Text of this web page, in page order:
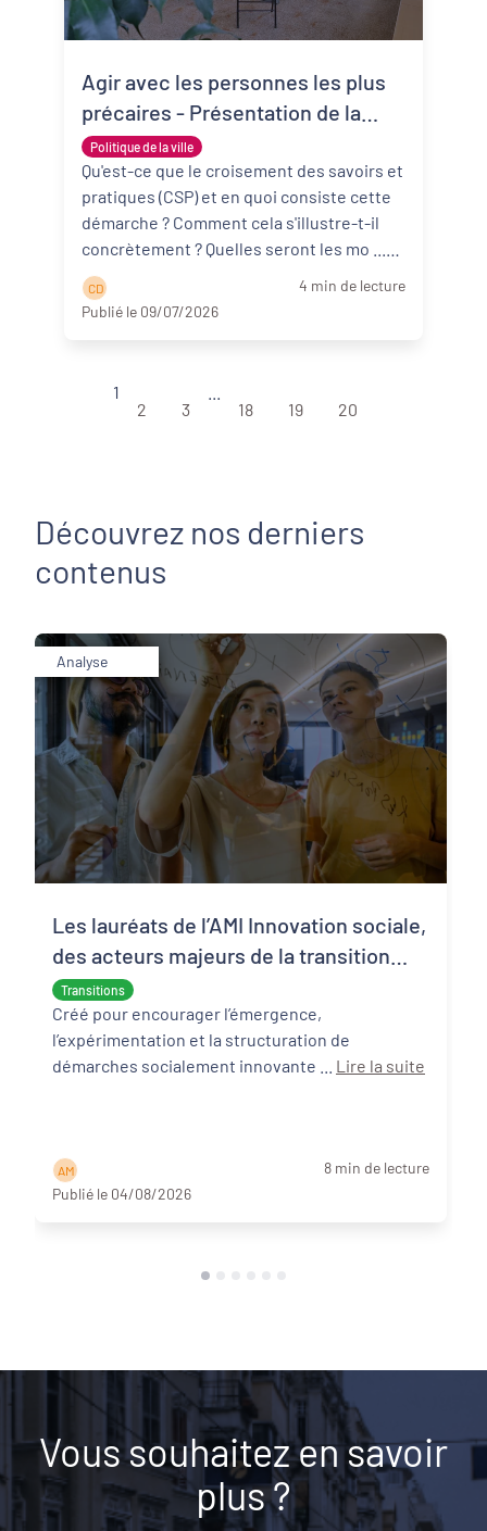
Politique de la ville
Agir avec les personnes les plus
précaires - Présentation de la
démarche participative du
croisement des savoirs et des
pratiques
Qu'est-ce que le croisement des savoirs et
pratiques (CSP) et en quoi consiste cette
démarche ? Comment cela s'illustre-t-il
Lire la suite
C D
4 min de lecture
Publié le 09/07/2026
1
2
3
18
19 20
Découvrez nos derniers
contenus
Analyse
Transitions
Les lauréats de l’AMI Innovation sociale,
des acteurs majeurs de la transition
écologique et sociale
Créé pour encourager l’émergence,
l’expérimentation et la structuration de
Lire la suite
A M
8 min de lecture
Publié le 04/08/2026
Vous souhaitez en savoir
plus ?